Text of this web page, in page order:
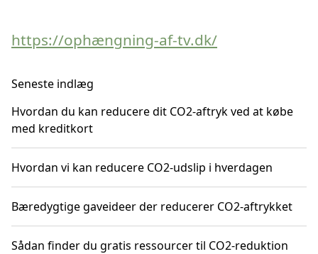
https://ophængning-af-tv.dk/
Seneste indlæg
Hvordan du kan reducere dit CO2-aftryk ved at købe
med kreditkort
Hvordan vi kan reducere CO2-udslip i hverdagen
Bæredygtige gaveideer der reducerer CO2-aftrykket
Sådan finder du gratis ressourcer til CO2-reduktion